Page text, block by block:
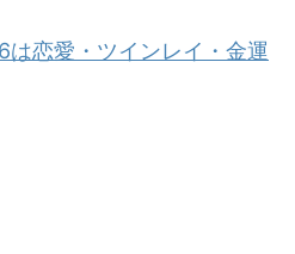
恋愛・ツインレイ・金運